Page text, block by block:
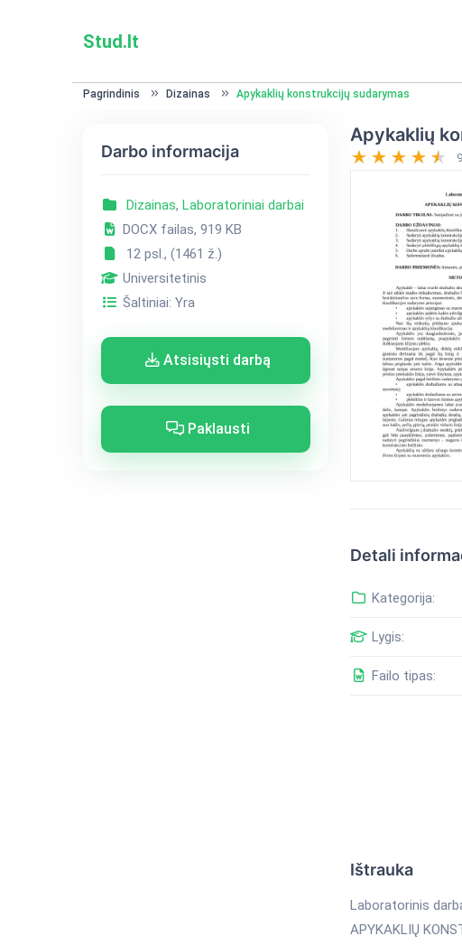
Stud.lt
Pagrindinis Dizainas Apykaklių konstrukcijų sudarymas
Darbo informacija
Dizainas, Laboratoriniai darbai
DOCX failas, 919 KB
12 psl., (1461 ž.)
Universitetinis
Šaltiniai: Yra
Atsisiųsti darbą
Paklausti
Apykaklių
Detali
Kategorija:
Lygis:
Failo tipas:
Ištrauka
Laboratorinis
APYKAKLIŲ